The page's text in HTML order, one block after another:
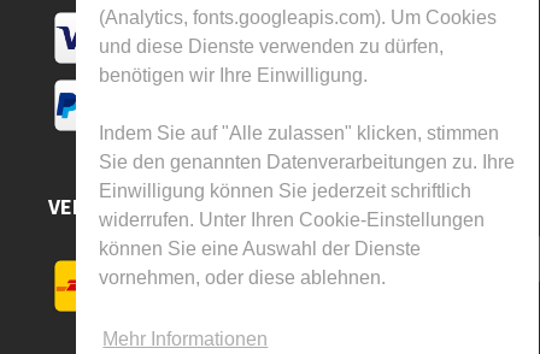
(Analytics, fonts.googleapis.com). Um Cookies
und diese Dienste verwenden zu dürfen,
benötigen wir Ihre Einwilligung.
Indem Sie auf "Alle zulassen" klicken, stimmen
Sie den genannten Datenverarbeitungen zu. Ihre
Einwilligung können Sie jederzeit schriftlich
widerrufen. Unter Ihren Cookie-Einstellungen
können Sie eine Auswahl der Dienste
vornehmen, oder diese ablehnen.
Mehr Informationen
VERSAND DURCH